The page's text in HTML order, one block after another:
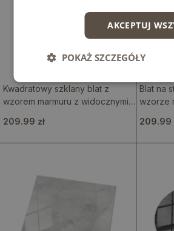
Kwadratowy szklany blat z
wzorem marmuru z widocznymi
209.99 zł
Blat na
wzorze
209.99
AKCEPTUJ
POKAŻ SZCZEGÓŁY